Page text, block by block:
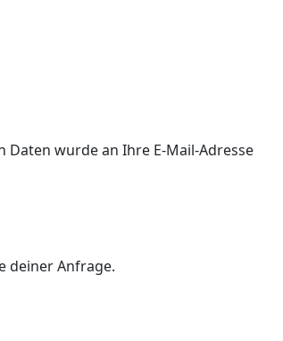
wurde an Ihre E-Mail-Adresse
deiner Anfrage.